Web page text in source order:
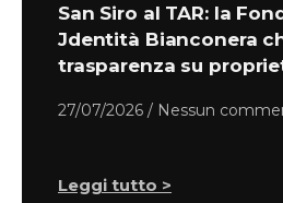
San Siro al TAR: la
Jdentità Bianconera
trasparenza su
27/07/2026 Nessun
Leggi tutto >